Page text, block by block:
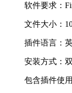
软件要求：
文件大小：
插件语言：
安装方式：
包含插件使